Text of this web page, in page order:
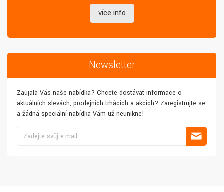
více info
Newsletter
Zaujala Vás naše nabídka? Chcete dostávat informace o
aktuálních slevách, prodejních trhácích a akcích? Zaregistrujte se
a žádná speciální nabídka Vám už neunikne!